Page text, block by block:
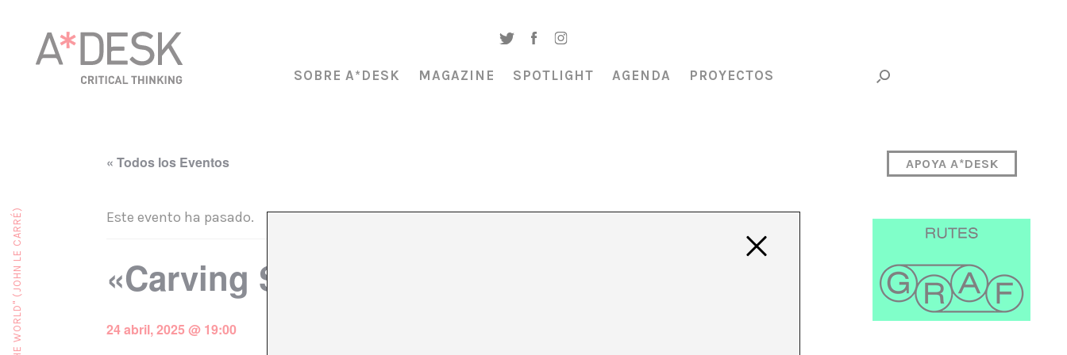
SOBRE A*DESK MAGAZINE SPOTLIGHT AGENDA PROYECTOS
« Todos los Eventos
Este evento ha pasado.
«Carving Stories» Roman Klonek
24 abril, 2025 @ 19:00
APOYA A*DESK